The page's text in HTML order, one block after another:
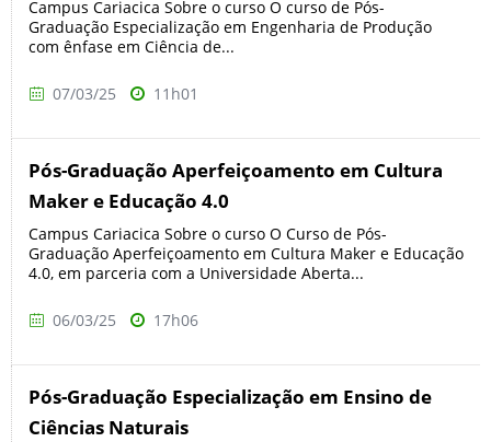
Campus Cariacica Sobre o curso O curso de Pós-
Graduação Especialização em Engenharia de Produção
com ênfase em Ciência de...
07/03/25 11h01
Pós-Graduação Aperfeiçoamento em Cultura
Maker e Educação 4.0
Campus Cariacica Sobre o curso O Curso de Pós-
Graduação Aperfeiçoamento em Cultura Maker e Educação
4.0, em parceria com a Universidade Aberta...
06/03/25 17h06
Pós-Graduação Especialização em Ensino de
Ciências Naturais